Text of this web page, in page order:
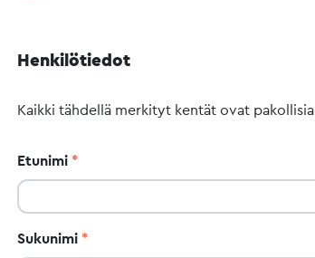
Henkilötiedot
Kaikki tähdellä merkityt kentät ovat pakollisia
Etunimi
Sukunimi